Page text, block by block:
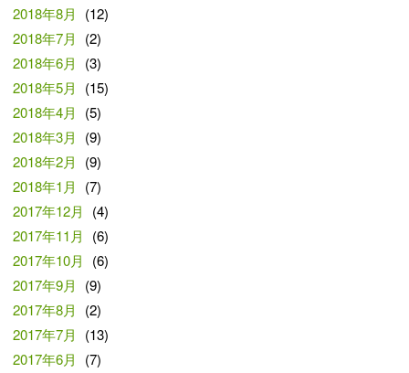
2018年8月
(12)
2018年7月
(2)
2018年6月
(3)
2018年5月
(15)
2018年4月
(5)
2018年3月
(9)
2018年2月
(9)
2018年1月
(7)
2017年12月
(4)
2017年11月
(6)
2017年10月
(6)
2017年9月
(9)
2017年8月
(2)
2017年7月
(13)
2017年6月
(7)